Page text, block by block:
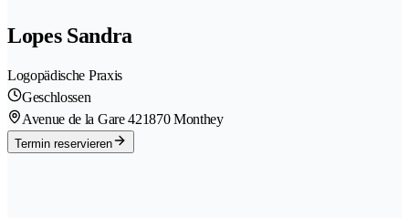
Lopes Sandra
Logopädische Praxis
Geschlossen
Avenue de la Gare 421870 Monthey
Termin reservieren